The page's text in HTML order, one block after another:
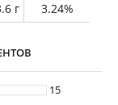
г 3.24%
15